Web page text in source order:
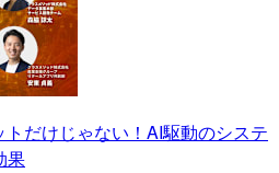
トだけじゃない！AI駆動のシステ
果